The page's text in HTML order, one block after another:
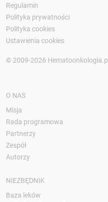
Regulamin
Polityka prywatności
Polityka cookies
Ustawienia cookies
© 2009-2026 Hematoonkologia.pl
O NAS
Misja
Rada programowa
Partnerzy
Zespół
Autorzy
NIEZBĘDNIK
Baza leków